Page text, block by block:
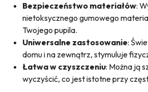
Bezpieczeństwo materiałów:
nietoksycznego gumowego
Twojego pupila.
Uniwersalne zastosowanie:
domu i na zewnątrz, stymuluje
Łatwa w czyszczeniu: Można ją
wyczyścić, co jest istotne przy